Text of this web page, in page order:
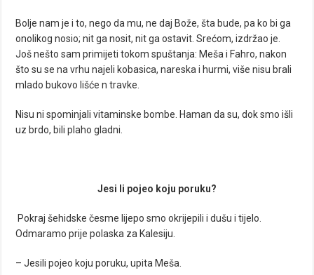
Bolje nam je i to, nego da mu, ne daj Bože, šta bude, pa ko bi ga
onolikog nosio; nit ga nosit, nit ga ostavit. Srećom, izdržao je.
Još nešto sam primijeti tokom spuštanja: Meša i Fahro, nakon
što su se na vrhu najeli kobasica, nareska i hurmi, više nisu brali
mlado bukovo lišće n travke.
Nisu ni spominjali vitaminske bombe. Haman da su, dok smo išli
uz brdo, bili plaho gladni.
Jesi li pojeo koju poruku?
Pokraj šehidske česme lijepo smo okrijepili i dušu i tijelo.
Odmaramo prije polaska za Kalesiju.
– Jesili pojeo koju poruku, upita Meša.